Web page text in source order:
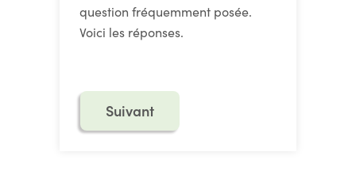
question fréquemment posée.
Voici les réponses.
Suivant